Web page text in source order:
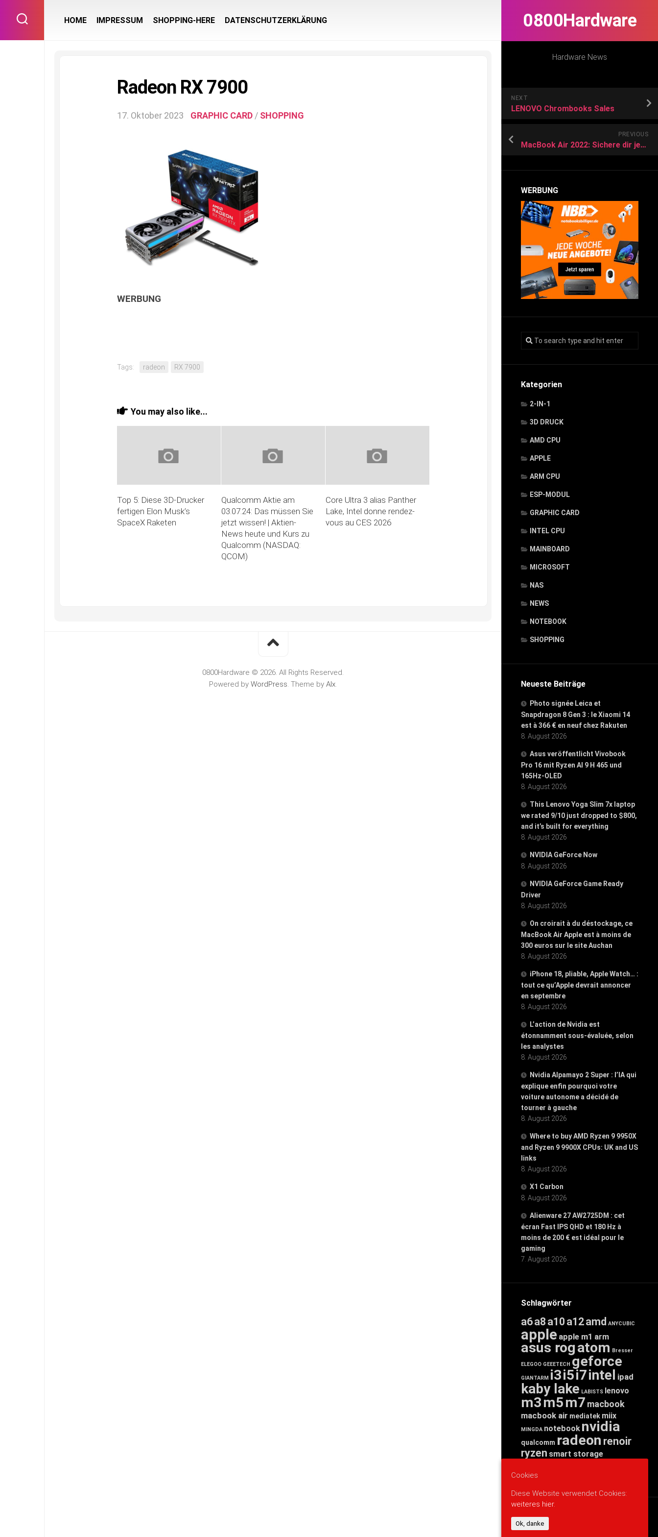
content
0800Hardware
Hardware News
NEXT
LENOVO Chrombooks Sales
PREVIOUS
MacBook Air 2022: Sichere dir jetzt die größten Rabatte auf das Luxus Laptop
WERBUNG
Kategorien
2-IN-1
3D DRUCK
AMD CPU
APPLE
ARM CPU
ESP-MODUL
GRAPHIC CARD
INTEL CPU
MAINBOARD
MICROSOFT
NAS
NEWS
NOTEBOOK
SHOPPING
Neueste Beiträge
Photo signée Leica et
Snapdragon 8 Gen 3 : le Xiaomi 14
est à 366 € en neuf chez Rakuten
8. August 2026
Asus veröffentlicht Vivobook
Pro 16 mit Ryzen AI 9 H 465 und
165Hz-OLED
8. August 2026
This Lenovo Yoga Slim 7x laptop
we rated 9/10 just dropped to $800,
and it’s built for everything
8. August 2026
NVIDIA GeForce Now
8. August 2026
NVIDIA GeForce Game Ready
Driver
8. August 2026
On croirait à du déstockage, ce
MacBook Air Apple est à moins de
300 euros sur le site Auchan
8. August 2026
iPhone 18, pliable, Apple Watch… :
tout ce qu’Apple devrait annoncer
en septembre
8. August 2026
L’action de Nvidia est
étonnamment sous-évaluée, selon
les analystes
8. August 2026
Nvidia Alpamayo 2 Super : l’IA qui
explique enfin pourquoi votre
voiture autonome a décidé de
tourner à gauche
8. August 2026
Where to buy AMD Ryzen 9 9950X
and Ryzen 9 9900X CPUs: UK and US
links
8. August 2026
X1 Carbon
8. August 2026
Alienware 27 AW2725DM : cet
écran Fast IPS QHD et 180 Hz à
moins de 200 € est idéal pour le
gaming
7. August 2026
Schlagwörter
a6a8 a10 a12amd ANYCUBIC
apple apple m1 arm
asus rogatom Bresser
ELEGOO GEEETECH geforce
GIANTARM i3i5i7intel ipad
kaby lake LABISTS lenovo
m3m5m7 macbook
macbook air mediatek miix
MINGDA notebook nvidia
qualcomm radeon renoir
ryzen smart storage
threadripper
WERBUNG
HOME IMPRESSUM SHOPPING-HERE DATENSCHUTZERKLÄRUNG
Radeon RX 7900
17. Oktober 2023 GRAPHIC CARD/ SHOPPING
WERBUNG
Tags: radeon RX 7900
You may also like...
Top 5: Diese 3D-Drucker
fertigen Elon Musk’s
SpaceX Raketen
Qualcomm Aktie am
03.07.24: Das müssen Sie
jetzt wissen! | Aktien-
News heute und Kurs zu
Qualcomm (NASDAQ:
QCOM)
Core Ultra 3 alias Panther
Lake, Intel donne rendez-
vous au CES 2026
0800Hardware © 2026. All Rights Reserved.
Powered by WordPress. Theme by Alx.
Cookies
Diese Website verwendet Cookies:
weiteres hier.
Ok, danke